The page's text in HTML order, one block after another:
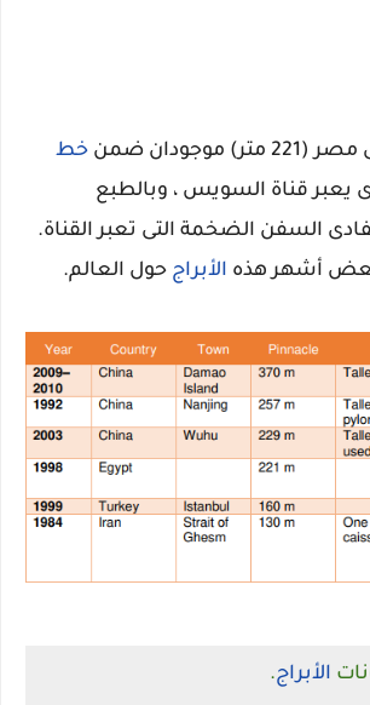
موجودان ضمن
خط
يعبر قناة السويس ، وبالطبع
السفن الضخمة التى تعبر القناة.
أشهر هذه الأبراج حول العالم.
الأبراج.